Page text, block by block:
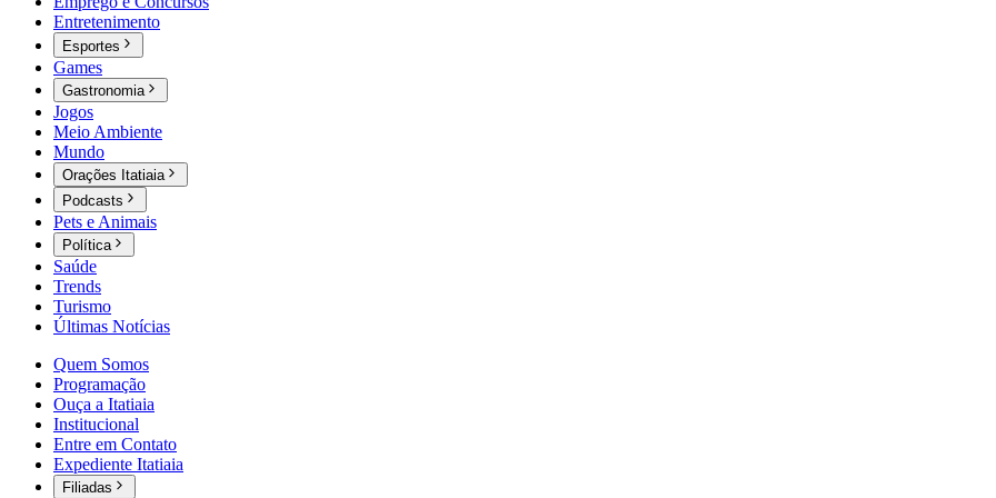
Entretenimento
Esportes
Games
Gastronomia
Jogos
Meio Ambiente
Mundo
Orações Itatiaia
Podcasts
Pets e Animais
Política
Saúde
Trends
Turismo
Últimas Notícias
Quem Somos
Programação
Ouça a Itatiaia
Institucional
Entre em Contato
Expediente Itatiaia
Filiadas